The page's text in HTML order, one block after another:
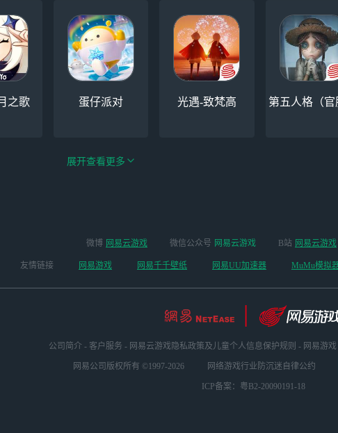
之歌 蛋仔派对 光遇-致梵高 第五人格（官
逆水寒手游（全新
版本开启 ）
云手机 阴阳师
展开查看更多
微博 网易云游戏 微信公众号 网易云游戏 B站 网易云游戏
友情链接 网易游戏 网易千千壁纸 网易UU加速器 MuMu模拟
公司简介 - 客户服务 - 网易云游戏隐私政策及儿童个人信息保护规则 - 网易游戏
网易公司版权所有 ©1997-2026 网络游戏行业防沉迷自律公约
ICP备案：粤B2-20090191-18